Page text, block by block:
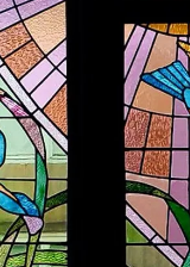
levenslang project:
David van Buuren was
schilder Gustave Van